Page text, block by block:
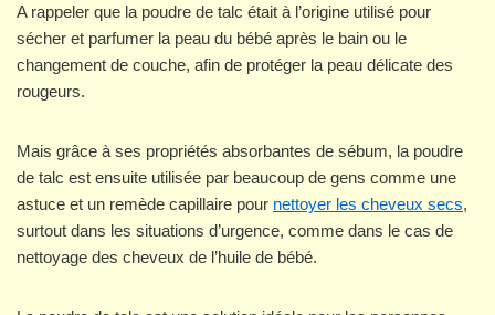
A rappeler que la poudre de talc était à l’origine utilisé pour
sécher et parfumer la peau du bébé après le bain ou le
changement de couche, afin de protéger la peau délicate des
rougeurs.
Mais grâce à ses propriétés absorbantes de sébum, la poudre
de talc est ensuite utilisée par beaucoup de gens comme une
astuce et un remède capillaire pour nettoyer les cheveux secs,
surtout dans les situations d’urgence, comme dans le cas de
nettoyage des cheveux de l’huile de bébé.